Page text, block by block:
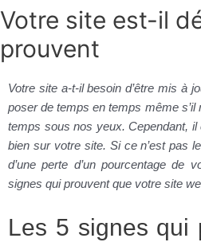
Votre site est-il
prouvent
Votre site a-t-il besoin d’être mis à
poser de temps en temps même s’il
temps sous nos yeux. Cependant,
bien sur votre site. Si ce n’est pas
d’une perte d’un pourcentage de
signes qui prouvent que votre site
Les 5 signes qui